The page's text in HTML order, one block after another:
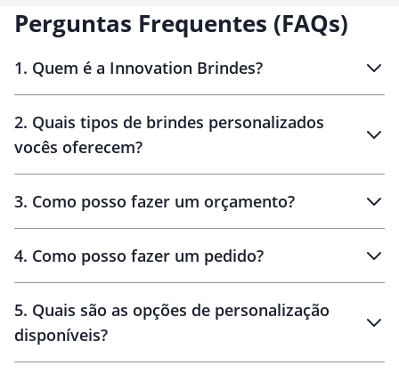
Perguntas Frequentes (FAQs)
1. Quem é a Innovation Brindes?
Brindes personalizados
2. Quais tipos de brindes personalizados
vocês oferecem?
personalizados
3. Como posso fazer um orçamento?
brinde
personalização
4. Como posso fazer um pedido?
amostra virtual
5. Quais são as opções de personalização
disponíveis?